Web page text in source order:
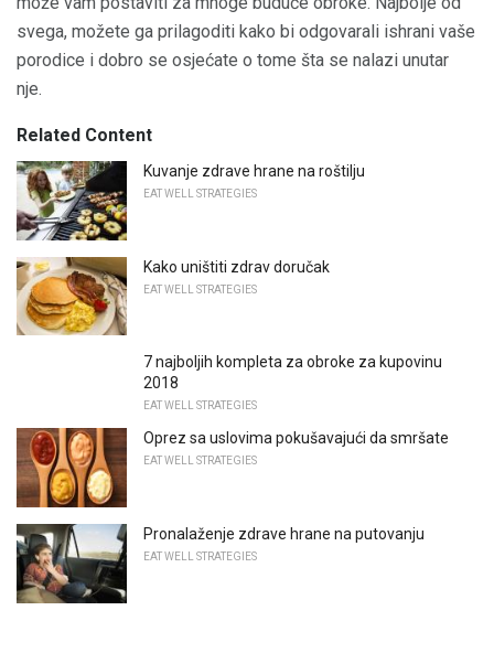
svega, možete ga prilagoditi kako bi odgovarali ishrani vaše
porodice i dobro se osjećate o tome šta se nalazi unutar
nje.
Related Content
Kuvanje zdrave hrane na roštilju
EAT WELL STRATEGIES
Kako uništiti zdrav doručak
EAT WELL STRATEGIES
7 najboljih kompleta za obroke za kupovinu
2018
EAT WELL STRATEGIES
Oprez sa uslovima pokušavajući da smršate
EAT WELL STRATEGIES
Pronalaženje zdrave hrane na putovanju
EAT WELL STRATEGIES